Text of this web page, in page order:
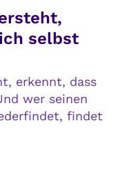
selbst
erkennt, dass
wer seinen
findet